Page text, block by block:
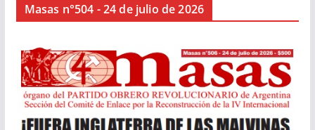
Masas n°504 - 24 de julio de 2026